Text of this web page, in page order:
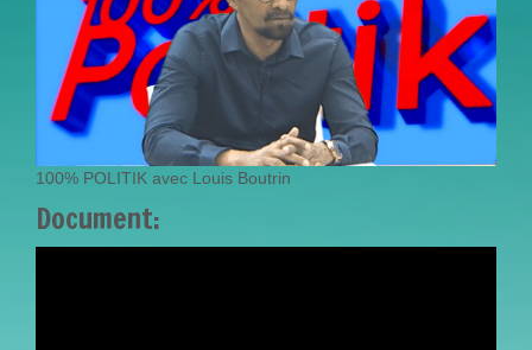
100% POLITIK avec Louis Boutrin
Document: